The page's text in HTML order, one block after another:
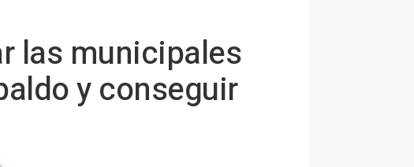
las municipales
y conseguir